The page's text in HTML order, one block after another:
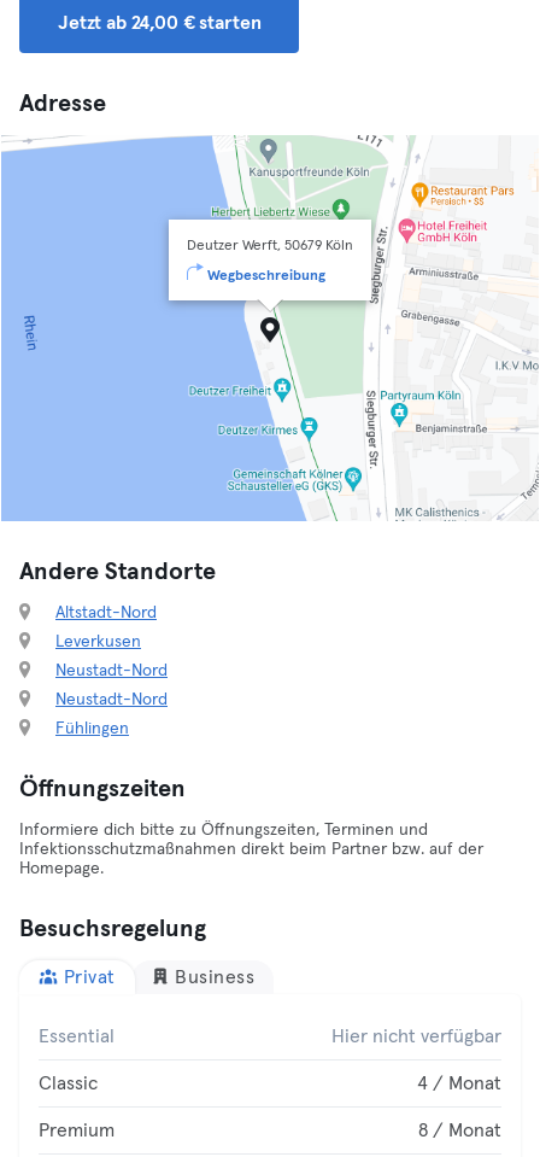
Jetzt ab 24,00 € starten
Adresse
Deutzer Werft, 50679 Köln
Wegbeschreibung
Andere Standorte
Altstadt-Nord
Leverkusen
Neustadt-Nord
Neustadt-Nord
Fühlingen
Öffnungszeiten
Informiere dich bitte zu Öffnungszeiten, Terminen und
Infektionsschutzmaßnahmen direkt beim Partner bzw. auf der
Homepage.
Besuchsregelung
Privat Business
Essential Hier nicht verfügbar
Classic 4 / Monat
Premium 8 / Monat